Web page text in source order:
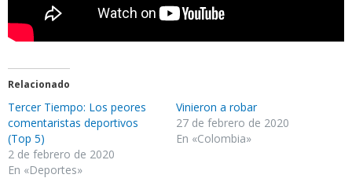
Relacionado
Tercer Tiempo: Los peores
comentaristas deportivos
(Top 5)
2 de febrero de 2020
En «Deportes»
Vinieron a robar
27 de febrero de 2020
En «Colombia»